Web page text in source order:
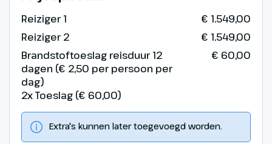
Reiziger 1
€ 1.549,00
Reiziger 2
€ 1.549,00
Brandstoftoeslag reisduur 12
dagen (€ 2,50 per persoon per
dag)
€ 60,00
2x Toeslag (€ 60,00)
Extra's kunnen later toegevoegd worden.